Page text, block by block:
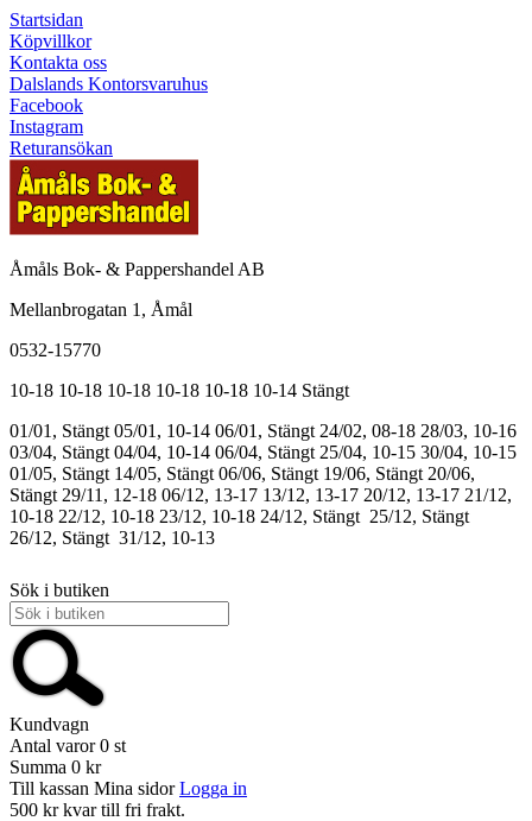
Startsidan
Köpvillkor
Kontakta oss
Dalslands Kontorsvaruhus
Facebook
Instagram
Returansökan
Åmåls Bok- & Pappershandel AB
Mellanbrogatan 1, Åmål
0532-15770
10-18 10-18 10-18 10-18 10-18 10-14 Stängt
01/01, Stängt 05/01, 10-14 06/01, Stängt 24/02, 08-18 28/03, 10-16
03/04, Stängt 04/04, 10-14 06/04, Stängt 25/04, 10-15 30/04, 10-15
01/05, Stängt 14/05, Stängt 06/06, Stängt 19/06, Stängt 20/06,
Stängt 29/11, 12-18 06/12, 13-17 13/12, 13-17 20/12, 13-17 21/12,
10-18 22/12, 10-18 23/12, 10-18 24/12, Stängt 25/12, Stängt
26/12, Stängt 31/12, 10-13
Sök i butiken
Kundvagn
Antal varor 0 st
Summa 0 kr
Till kassan Mina sidor Logga in
500 kr kvar till fri frakt.